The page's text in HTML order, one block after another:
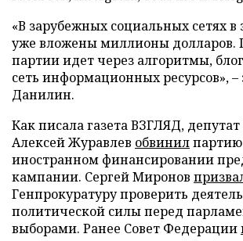
«В зарубежных социальных сетях
уже вложены миллионы долларов.
партии идет через алгоритмы,
сеть информационных ресурсов», –
Данилин.
Как писала газета ВЗГЛЯД,
Алексей Журавлев обвинилпартию
иностранном финансировании
кампании. Сергей Миронов
Генпрокуратуру проверить
политической силы перед
выборами. Ранее Совет Федерации